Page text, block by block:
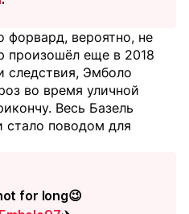
форвард, вероятно, не
произошёл еще в 2018
следствия, Эмболо
во время уличной
Весь Базель
стало поводом для
for long😉